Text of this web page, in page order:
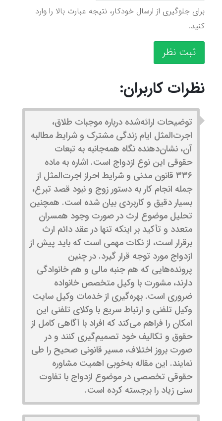
برای جلوگیری از ارسال خودکار، نتیجه عبارت بالا را وارد
کنید.
ثبت نظر
نظرات کاربران:
توضیحات ارائه‌شده درباره موجبات طلاق،
اجرت‌المثل ایام زندگی مشترک و شرایط مطالبه
آن، نشان‌دهنده نگاه همه‌جانبه به تبعات
حقوقی این نوع ازدواج است. اشاره به ماده
۳۳۶ قانون مدنی و شرایط احراز اجرت‌المثل از
جمله انجام کار به دستور زوج و نبود قصد تبرع،
بسیار دقیق و کاربردی بیان شده است. همچنین
تحلیل موضوع ارث در صورت وجود همسران
متعدد و تأکید بر اینکه تنها در عقد دائم ارث
برقرار است، از نکات مهمی است که باید پیش از
ازدواج مورد توجه قرار گیرد. در چنین
پرونده‌هایی که هم جنبه مالی و هم خانوادگی
دارند، مشورت با وکیل متخصص خانواده
ضروری است. بهره‌گیری از خدمات وکیل سایت
وکیل تلفنی و ارتباط سریع با وکلای تلفنی این
امکان را فراهم می‌کند که افراد با آگاهی کامل از
حقوق و تکالیف خود تصمیم‌گیری کنند و در
صورت بروز اختلاف، مسیر قانونی صحیح را طی
نمایند. این مقاله به‌خوبی اهمیت مشاوره
حقوقی تخصصی در موضوع ازدواج با تفاوت
سنی زیاد را برجسته کرده است.